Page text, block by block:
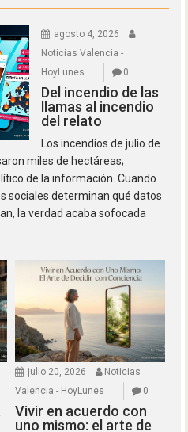
agosto 4, 2026
Noticias Valencia -
HoyLunes
0
Del incendio de las
llamas al incendio
del relato
Los incendios de julio de
miles de hectáreas;
de la información. Cuando
sociales determinan qué datos
la verdad acaba sofocada
julio 20, 2026
Noticias
Valencia - HoyLunes
0
Vivir en acuerdo con
uno mismo: el arte de